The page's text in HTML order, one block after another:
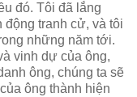
đó. Tôi đã lắng
động tranh cử, và tôi
những năm tới.
vinh dự của ông,
ông, chúng ta sẽ
ông thành hiện